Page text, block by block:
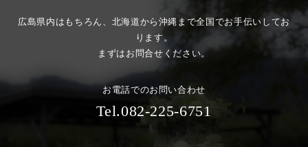
広島県内はもちろん、北海道から沖縄まで全国でお手伝いしてお
ります。
まずはお問合せください。
お電話でのお問い合わせ
Tel.082-225-6751